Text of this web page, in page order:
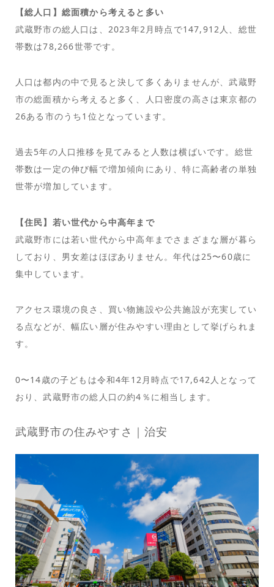
【総人口】総面積から考えると多い
武蔵野市の総人口は、2023年2月時点で147,912人、総世
帯数は78,266世帯です。
人口は都内の中で見ると決して多くありませんが、武蔵野
市の総面積から考えると多く、人口密度の高さは東京都の
26ある市のうち1位となっています。
過去5年の人口推移を見てみると人数は横ばいです。総世
帯数は一定の伸び幅で増加傾向にあり、特に高齢者の単独
世帯が増加しています。
【住民】若い世代から中高年まで
武蔵野市には若い世代から中高年までさまざまな層が暮ら
しており、男女差はほぼありません。年代は25〜60歳に
集中しています。
アクセス環境の良さ、買い物施設や公共施設が充実してい
る点などが、幅広い層が住みやすい理由として挙げられま
す。
0〜14歳の子どもは令和4年12月時点で17,642人となって
おり、武蔵野市の総人口の約4％に相当します。
武蔵野市の住みやすさ｜治安